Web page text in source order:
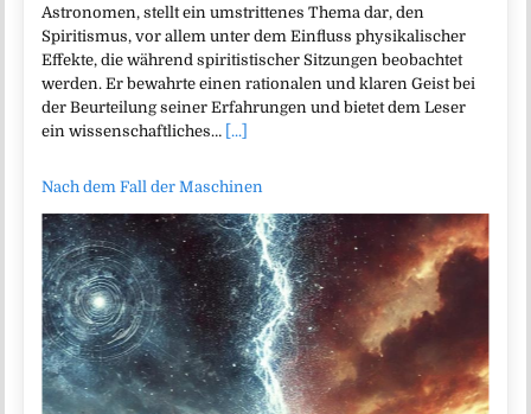
Astronomen, stellt ein umstrittenes Thema dar, den
Spiritismus, vor allem unter dem Einfluss physikalischer
Effekte, die während spiritistischer Sitzungen beobachtet
werden. Er bewahrte einen rationalen und klaren Geist bei
der Beurteilung seiner Erfahrungen und bietet dem Leser
ein wissenschaftliches… [...]
Nach dem Fall der Maschinen